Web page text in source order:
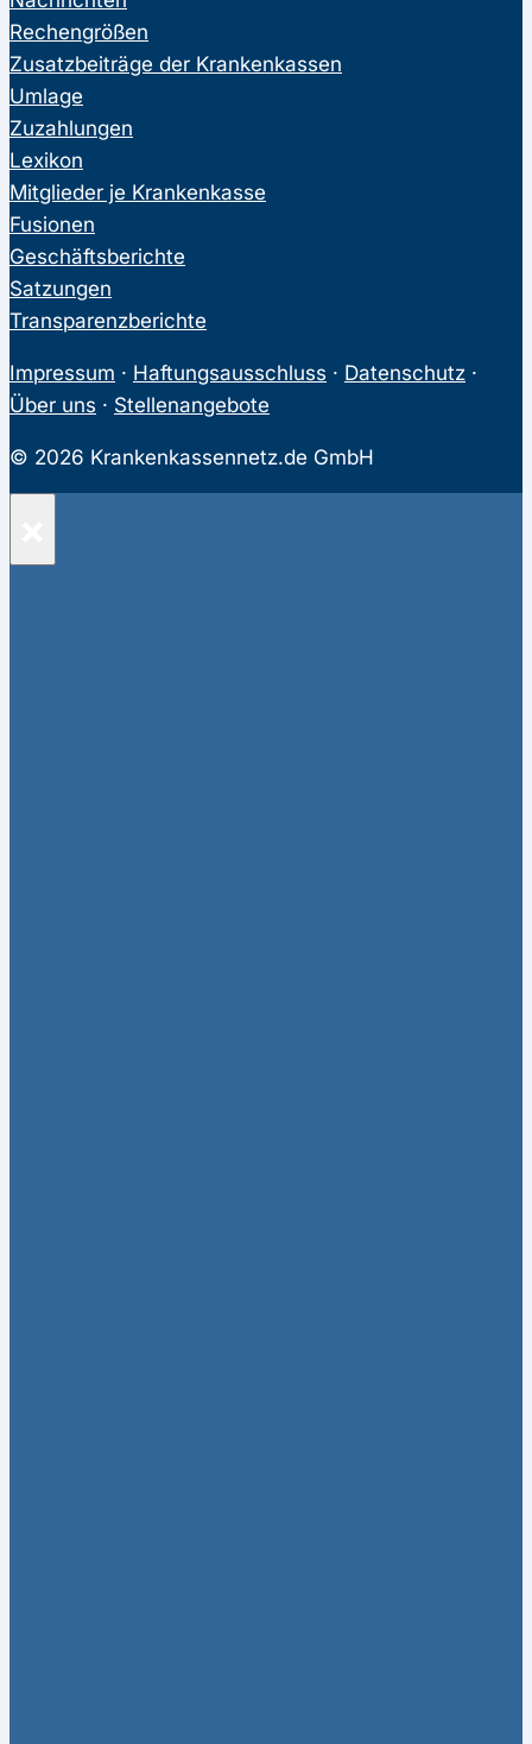
Rechengrößen
Zusatzbeiträge der Krankenkassen
Umlage
Zuzahlungen
Lexikon
Mitglieder je Krankenkasse
Fusionen
Geschäftsberichte
Satzungen
Transparenzberichte
Impressum · Haftungsausschluss · Datenschutz ·
Über uns · Stellenangebote
© 2026 Krankenkassennetz.de GmbH